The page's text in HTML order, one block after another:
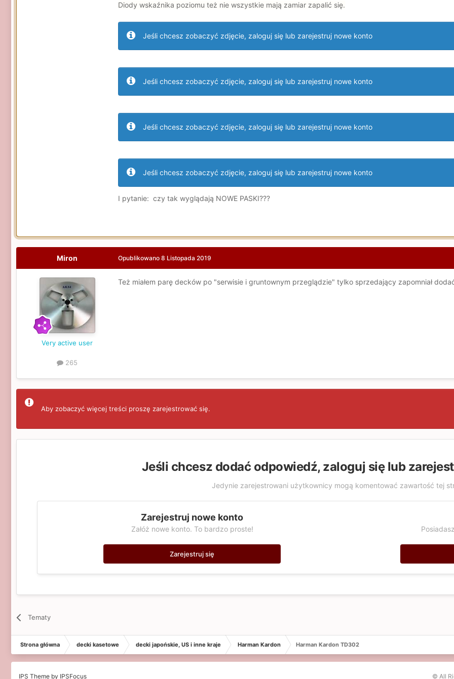
Diody wskaźnika poziomu też nie wszystkie mają zamiar zapalić się.
Jeśli chcesz zobaczyć zdjęcie, zaloguj się lub zarejestruj nowe konto
Jeśli chcesz zobaczyć zdjęcie, zaloguj się lub zarejestruj nowe konto
Jeśli chcesz zobaczyć zdjęcie, zaloguj się lub zarejestruj nowe konto
Jeśli chcesz zobaczyć zdjęcie, zaloguj się lub zarejestruj nowe konto
I pytanie: czy tak wyglądają NOWE PASKI???
Miron
Very active user
265
Opublikowano 8 Listopada 2019
Też miałem parę decków po "serwisie i gruntownym przeglądzie" tylko sprzedający zapomniał
Aby zobaczyć więcej treści proszę zarejestrować się.
Jeśli chcesz dodać odpowiedź, zaloguj się lub
Jedynie zarejestrowani użytkownicy mogą komentować zawartość tej
Zarejestruj nowe konto
Załóż nowe konto. To bardzo proste!
Zarejestruj się
Tematy
Strona główna decki kasetowe decki japońskie, US i inne kraje Harman Kardon Harman Kardon TD302
IPS Themeby IPSFocus © All